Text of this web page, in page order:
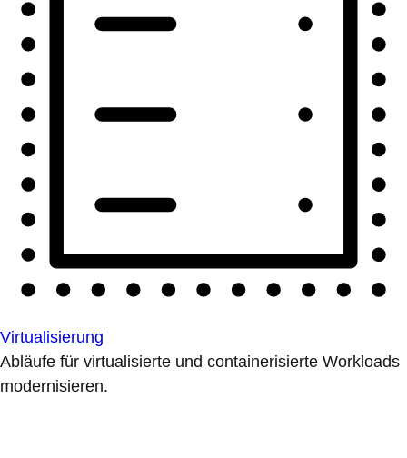
Virtualisierung
Abläufe für virtualisierte und containerisierte Workloads
modernisieren.